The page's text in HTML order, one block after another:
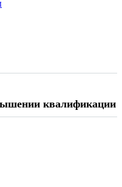
квалификации